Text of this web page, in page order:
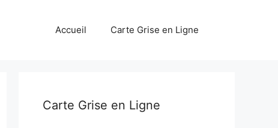
Accueil Carte Grise en Ligne
Carte Grise en Ligne